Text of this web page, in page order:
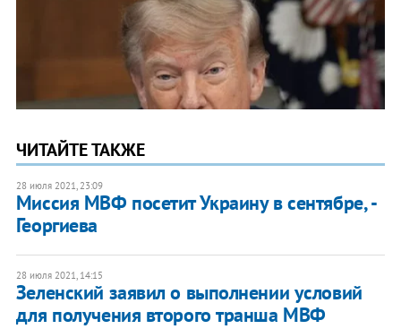
ЧИТАЙТЕ ТАКЖЕ
28 июля 2021, 23:09
Миссия МВФ посетит Украину в сентябре, -
Георгиева
28 июля 2021, 14:15
Зеленский заявил о выполнении условий
для получения второго транша МВФ